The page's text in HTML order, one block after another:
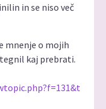
in se niso več
mnenje o mojih
kaj prebrati.